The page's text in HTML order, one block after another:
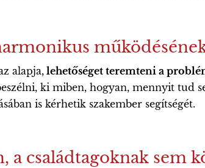
alapja, lehetőséget teremteni a
ki miben, hogyan, mennyit tud
is kérhetik szakember segítségét.
a családtagoknak sem